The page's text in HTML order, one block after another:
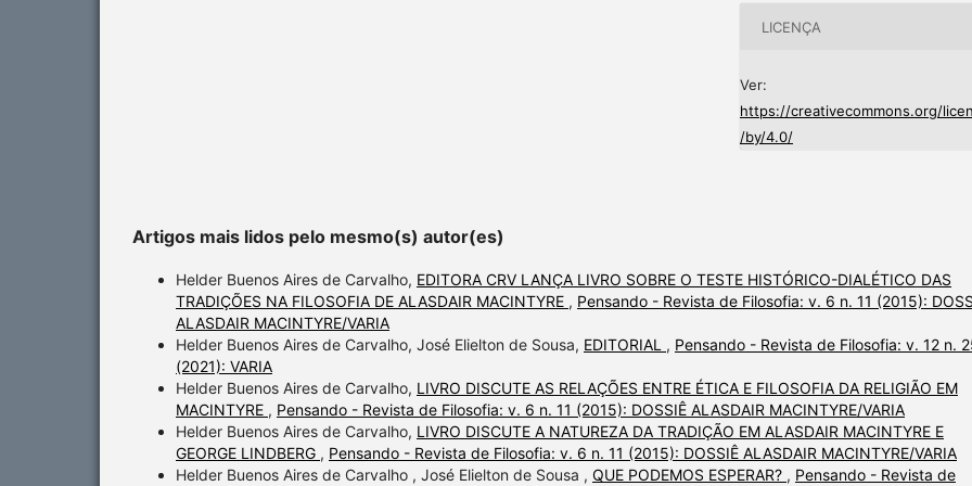
LICENÇA
Ver:
https://creativecommons.org/
/by/4.0/
Artigos mais lidos pelo mesmo(s) autor(es)
Helder Buenos Aires de Carvalho, EDITORA CRV LANÇA LIVRO SOBRE O TESTE HISTÓRICO-DIALÉTICO DAS
TRADIÇÕES NA FILOSOFIA DE ALASDAIR MACINTYRE , Pensando - Revista de Filosofia: v. 6 n. 11 (2015):
ALASDAIR MACINTYRE/VARIA
Helder Buenos Aires de Carvalho, José Elielton de Sousa, EDITORIAL , Pensando - Revista de Filosofia: v. 12 n.
(2021): VARIA
Helder Buenos Aires de Carvalho, LIVRO DISCUTE AS RELAÇÕES ENTRE ÉTICA E FILOSOFIA DA RELIGIÃO EM
MACINTYRE , Pensando - Revista de Filosofia: v. 6 n. 11 (2015): DOSSIÊ ALASDAIR MACINTYRE/VARIA
Helder Buenos Aires de Carvalho, LIVRO DISCUTE A NATUREZA DA TRADIÇÃO EM ALASDAIR MACINTYRE E
GEORGE LINDBERG , Pensando - Revista de Filosofia: v. 6 n. 11 (2015): DOSSIÊ ALASDAIR MACINTYRE/VARIA
Helder Buenos Aires de Carvalho , José Elielton de Sousa , QUE PODEMOS ESPERAR? , Pensando - Revista de